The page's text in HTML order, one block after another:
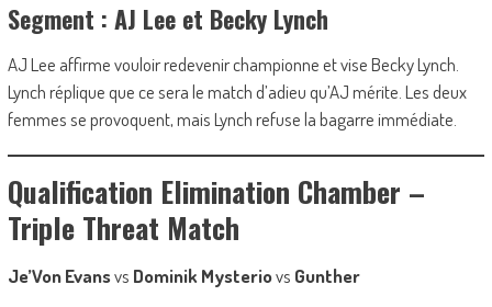
Segment : AJ Lee et Becky Lynch
AJ Lee affirme vouloir redevenir championne et vise Becky Lynch.
Lynch réplique que ce sera le match d’adieu qu’AJ mérite. Les deux
femmes se provoquent, mais Lynch refuse la bagarre immédiate.
Qualification Elimination Chamber –
Triple Threat Match
Je’Von Evansvs Dominik Mysteriovs Gunther